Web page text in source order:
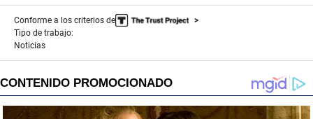
0
Conforme a los criterios de
Tipo de trabajo:
Noticias